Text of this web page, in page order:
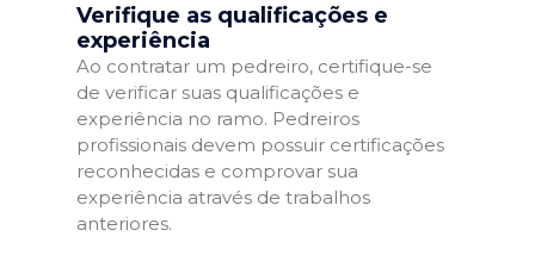
Verifique as qualificações e
experiência
Ao contratar um pedreiro, certifique-se
de verificar suas qualificações e
experiência no ramo. Pedreiros
profissionais devem possuir certificações
reconhecidas e comprovar sua
experiência através de trabalhos
anteriores.